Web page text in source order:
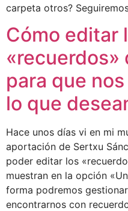
carpeta otros?
Cómo editar
«recuerdos»
para que
lo que
Hace unos días vi en mi
aportación de Sertxu
poder editar los
muestran en la opción
forma podremos
encontrarnos con